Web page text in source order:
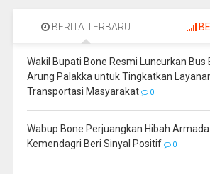
BERITA TERBARU
Wakil Bupati Bone Resmi Luncurkan Bus
Arung Palakka untuk Tingkatkan
Transportasi Masyarakat
0
Wabup Bone Perjuangkan Hibah
Kemendagri Beri Sinyal Positif
0